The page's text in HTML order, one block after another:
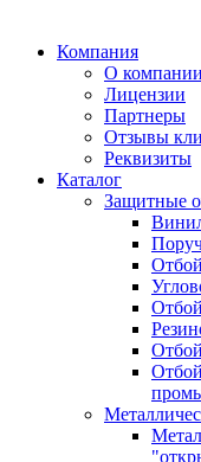
Компания
О компании
Лицензии
Партнеры
Отзывы
Реквизиты
Каталог
Защитные